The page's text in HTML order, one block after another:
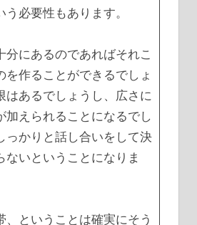
必要性もあります。
分にあるのであればそれこ
を作ることができるでしょ
はあるでしょうし、広さに
加えられることになるでし
っかりと話し合いをして決
ないということになりま
、ということは確実にそう